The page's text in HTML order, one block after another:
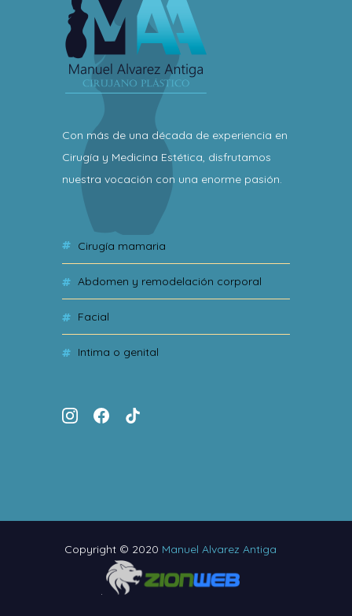
Con más de una década de experiencia en
Cirugía y Medicina Estética, disfrutamos
nuestra vocación con una enorme pasión.
cirugía mamaria
abdomen y remodelación corporal
facial
intima o genital
Copyright © 2020 Manuel Alvarez Antiga
.